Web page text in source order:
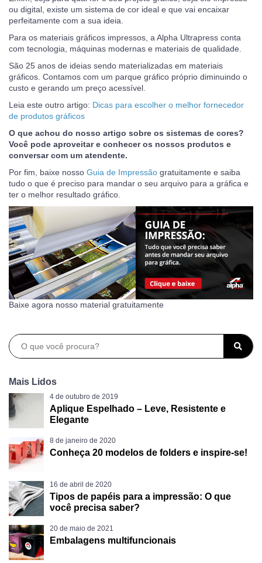
ou digital, existe um sistema de cor ideal e que vai encaixar
perfeitamente com a sua ideia.
Para os materiais gráficos impressos, a Alpha Ultrapress conta
com tecnologia, máquinas modernas e materiais de qualidade.
São 25 anos de ideias sendo materializadas em materiais
gráficos. Contamos com um parque gráfico próprio diminuindo o
custo e gerando um preço acessível.
Leia este outro artigo: Dicas para escolher o melhor fornecedor
de produtos gráficos
O que achou do nosso artigo sobre os sistemas de cores?
Você pode aproveitar e conhecer os nossos produtos e
conversar com um atendente.
Por fim, baixe nosso Guia de Impressão gratuitamente e saiba
tudo o que é preciso para mandar o seu arquivo para a gráfica e
ter o melhor resultado gráfico.
Baixe agora nosso material gratuitamente
Mais Lidos
4 de outubro de 2019
Aplique Espelhado – Leve, Resistente e
Elegante
8 de janeiro de 2020
Conheça 20 modelos de folders e inspire-se!
16 de abril de 2020
Tipos de papéis para a impressão: O que
você precisa saber?
20 de maio de 2021
Embalagens multifuncionais